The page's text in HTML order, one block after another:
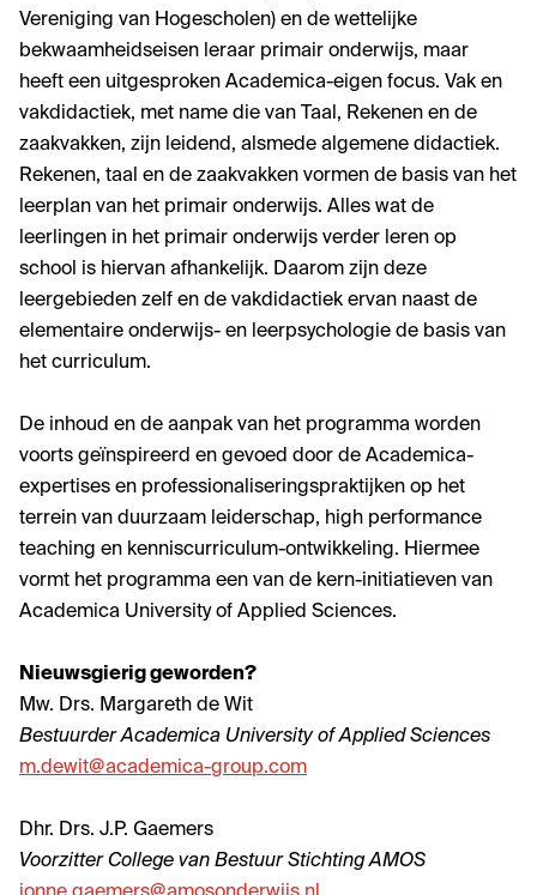
Vereniging van Hogescholen) en de wettelijke
bekwaamheidseisen leraar primair onderwijs, maar
heeft een uitgesproken Academica-eigen focus. Vak en
vakdidactiek, met name die van Taal, Rekenen en de
zaakvakken, zijn leidend, alsmede algemene didactiek.
Rekenen, taal en de zaakvakken vormen de basis van het
leerplan van het primair onderwijs. Alles wat de
leerlingen in het primair onderwijs verder leren op
school is hiervan afhankelijk. Daarom zijn deze
leergebieden zelf en de vakdidactiek ervan naast de
elementaire onderwijs- en leerpsychologie de basis van
het curriculum.
De inhoud en de aanpak van het programma worden
voorts geïnspireerd en gevoed door de Academica-
expertises en professionaliseringspraktijken op het
terrein van duurzaam leiderschap, high performance
teaching en kenniscurriculum-ontwikkeling. Hiermee
vormt het programma een van de kern-initiatieven van
Academica University of Applied Sciences.
Nieuwsgierig geworden?
Mw. Drs. Margareth de Wit
Bestuurder Academica University of Applied Sciences
m.dewit@academica-group.com
Dhr. Drs. J.P. Gaemers
Voorzitter College van Bestuur Stichting AMOS